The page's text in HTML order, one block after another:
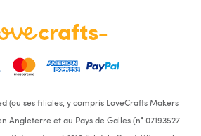
(ou ses filiales, y compris LoveCrafts Makers
Angleterre et au Pays de Galles (n° 07193527